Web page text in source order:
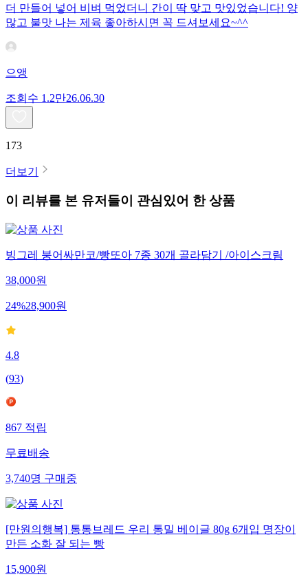
더 만들어 넣어 비벼 먹었더니 간이 딱 맞고 맛있었습니다! 양
많고 불맛 나는 제육 좋아하시면 꼭 드셔보세요~^^
으앵
조회수 1.2만26.06.30
173
더보기
이 리뷰를 본 유저들이 관심있어 한 상품
빙그레 붕어싸만코/빵또아 7종 30개 골라담기 /아이스크림
38,000원
24%28,900원
4.8
(93)
867 적립
무료배송
3,740명 구매중
[만원의행복] 통통브레드 우리 통밀 베이글 80g 6개입 명장이
만든 소화 잘 되는 빵
15,900원